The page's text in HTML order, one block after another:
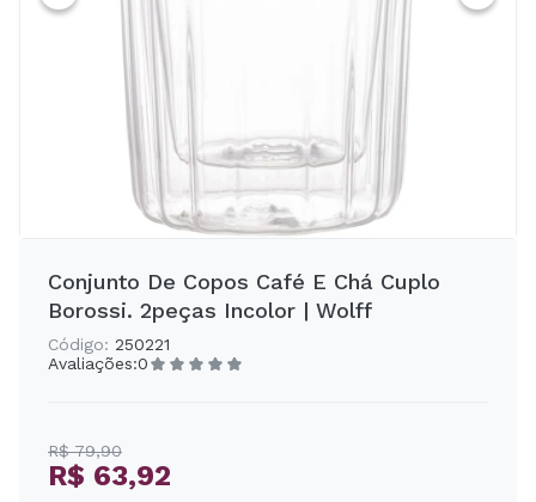
Conjunto De Copos Café E Chá Cuplo
Borossi. 2peças Incolor | Wolff
Código: 250221
Avaliações:0
R$ 79,90
R$ 63,92